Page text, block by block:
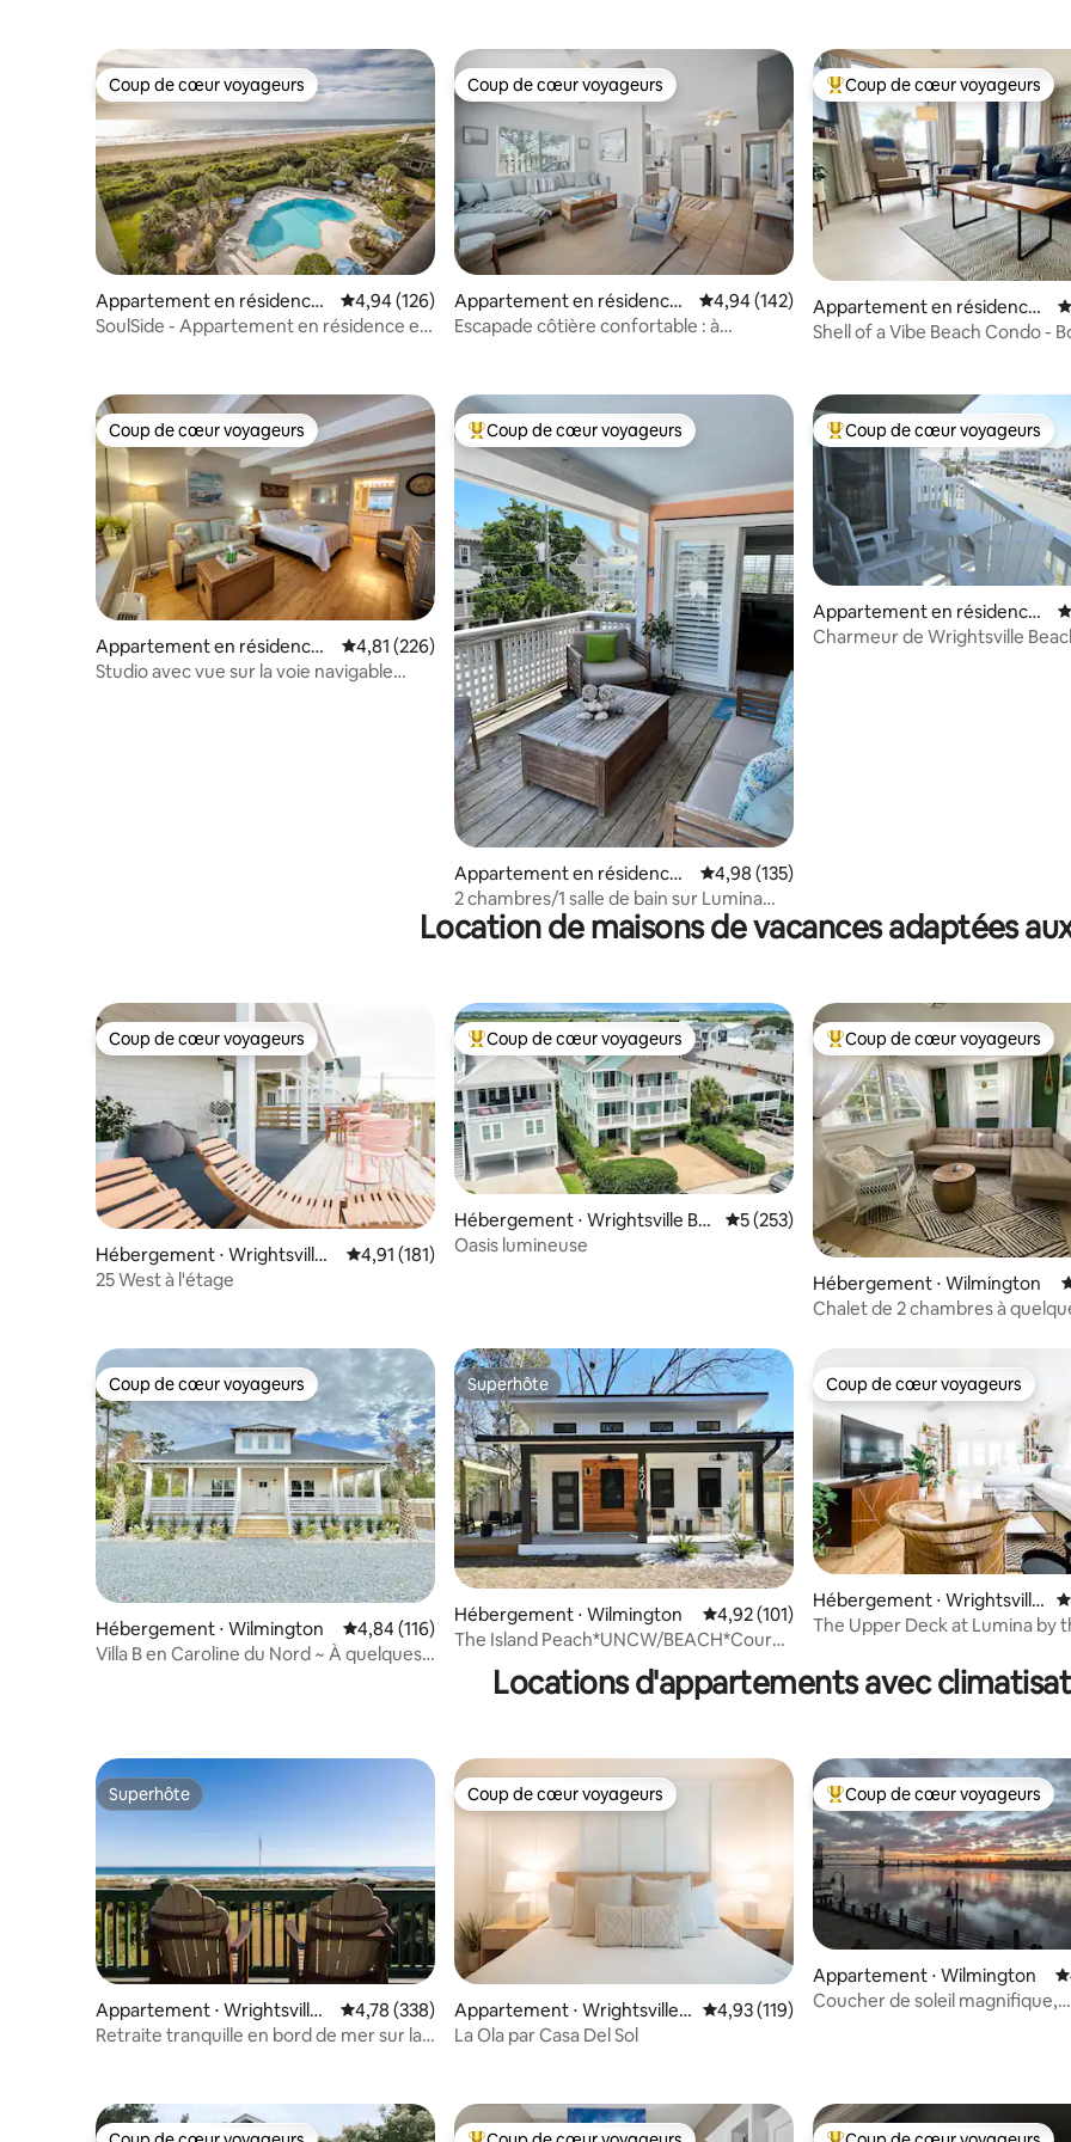
Coup de cœur voyageurs
Coup de cœur voyageurs
Appartement en résidence ⋅
Wrightsville Beach
Évaluation moyenne sur la base de 126 commentaires : 4,94 sur 5
4,94 (126)
SoulSide - Appartement en résidence en
Coup de cœur voyageurs
Coup de cœur voyageurs
Appartement en résidence ⋅
Wrightsville Beach
Évaluation moyenne sur la base de 142
4,94 (142)
Escapade côtière confortable : à
Coups de cœur voyageurs les
Coup de cœur voyageurs
Appartement en résidence ⋅
Wrightsville Beach
Shell of a Vibe Beach Condo -
Coup de cœur voyageurs
Coup de cœur voyageurs
Appartement en résidence ⋅
Wilmington
Évaluation moyenne sur la base de 226 commentaires : 4,81 sur 5
4,81 (226)
Studio avec vue sur la voie navigable
Coups de cœur voyageurs les plus appréciés
Coup de cœur voyageurs
Appartement en résidence ⋅
Wrightsville Beach
Évaluation moyenne sur la base de 135
4,98 (135)
2 chambres/1 salle de bain sur Lumina
Ave - À quelques pas de tout !
Coups de cœur voyageurs les
Coup de cœur voyageurs
Appartement en résidence ⋅
Wrightsville Beach
Charmeur de Wrightsville
Location de maisons de vacances adaptées
Coup de cœur voyageurs
Coup de cœur voyageurs
Hébergement ⋅ Wrightsville
Beach
Évaluation moyenne sur la base de 181 commentaires : 4,91 sur 5
4,91 (181)
25 West à l'étage
Coups de cœur voyageurs les plus appréciés
Coup de cœur voyageurs
Hébergement ⋅ Wrightsville Be
ach
Évaluation moyenne sur la base de 253
5 (253)
Oasis lumineuse
Coups de cœur voyageurs les
Coup de cœur voyageurs
Hébergement ⋅ Wilmington
Chalet de 2 chambres à
Coup de cœur voyageurs
Coup de cœur voyageurs
Hébergement ⋅ Wilmington Évaluation moyenne sur la base de 116 commentaires : 4,84 sur 5
4,84 (116)
Villa B en Caroline du Nord ~ À quelques
Superhôte
Superhôte
Hébergement ⋅ Wilmington Évaluation moyenne sur la base de 101
4,92 (101)
The Island Peach*UNCW/BEACH*Cour
Coup de cœur voyageurs
Coup de cœur voyageurs
Hébergement ⋅ Wrightsville
Beach
The Upper Deck at Lumina by
Locations d'appartements avec
Superhôte
Superhôte
Appartement ⋅ Wrightsville
Beach
Évaluation moyenne sur la base de 338 commentaires : 4,78 sur 5
4,78 (338)
Retraite tranquille en bord de mer sur la
Coup de cœur voyageurs
Coup de cœur voyageurs
Appartement ⋅ Wrightsville B
each
Évaluation moyenne sur la base de 119
4,93 (119)
La Ola par Casa Del Sol
Coups de cœur voyageurs les
Coup de cœur voyageurs
Appartement ⋅ Wilmington
Coucher de soleil magnifique,